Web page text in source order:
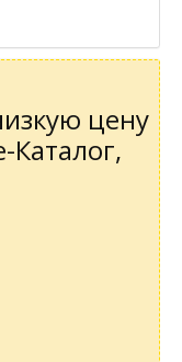
цену
Каталог,